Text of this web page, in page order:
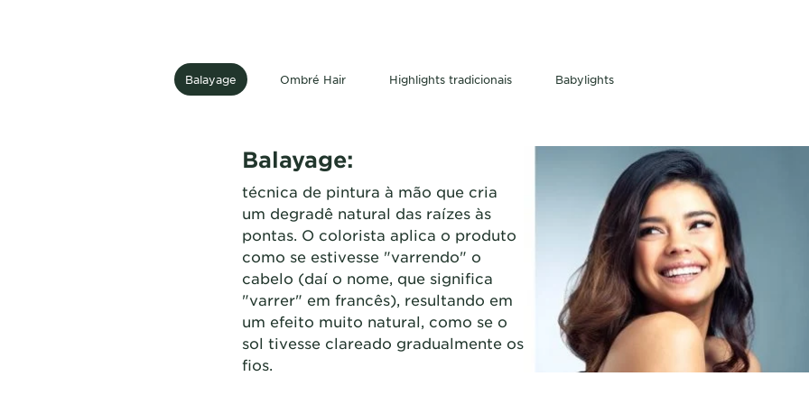
Balayage Ombré Hair Highlights tradicionais Babylights
Balayage:
técnica de pintura à mão que cria
um degradê natural das raízes às
pontas. O colorista aplica o produto
como se estivesse "varrendo" o
cabelo (daí o nome, que significa
"varrer" em francês), resultando em
um efeito muito natural, como se o
sol tivesse clareado gradualmente os
fios.